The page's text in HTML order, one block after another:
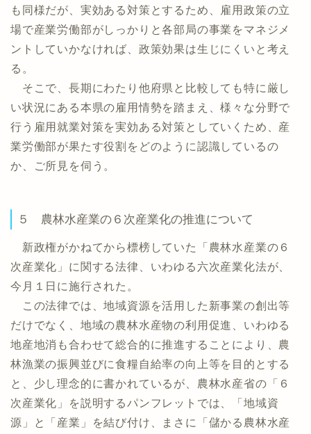
も同様だが、実効ある対策とするため、雇用政策の立
場で産業労働部がしっかりと各部局の事業をマネジメ
ントしていかなければ、政策効果は生じにくいと考え
る。
そこで、長期にわたり他府県と比較しても特に厳し
い状況にある本県の雇用情勢を踏まえ、様々な分野で
行う雇用就業対策を実効ある対策としていくため、産
業労働部が果たす役割をどのように認識しているの
か、ご所見を伺う。
５ 農林水産業の６次産業化の推進について
新政権がかねてから標榜していた「農林水産業の６
次産業化」に関する法律、いわゆる六次産業化法が、
今月１日に施行された。
この法律では、地域資源を活用した新事業の創出等
だけでなく、地域の農林水産物の利用促進、いわゆる
地産地消も合わせて総合的に推進することにより、農
林漁業の振興並びに食糧自給率の向上等を目的とする
と、少し理念的に書かれているが、農林水産省の「６
次産業化」を説明するパンフレットでは、「地域資
源」と「産業」を結び付け、まさに「儲かる農林水産